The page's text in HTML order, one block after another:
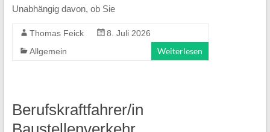
Unabhängig davon, ob Sie
Thomas Feick
8. Juli 2026
Allgemein
Weiterlesen
Berufskraftfahrer/in